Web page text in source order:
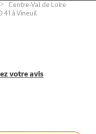
Centre-Val de Loire
41 à Vineuil
votre avis